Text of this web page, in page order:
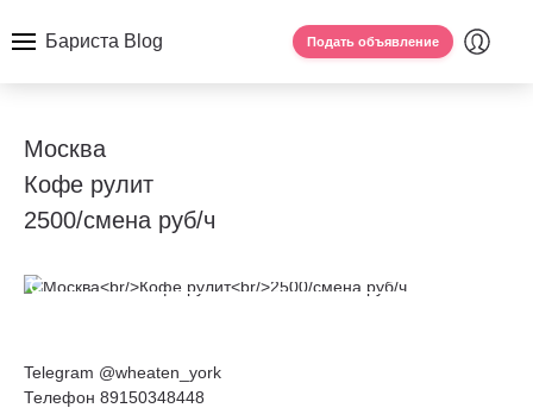
Бариста Blog Подать объявление
Москва
Кофе рулит
2500/смена руб/ч
Telegram @wheaten_york
Телефон 89150348448